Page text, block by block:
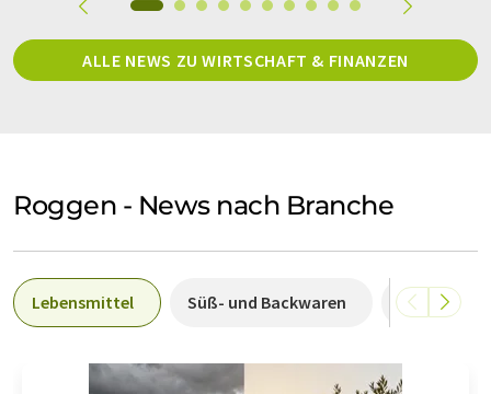
ALLE NEWS ZU WIRTSCHAFT & FINANZEN
Roggen - News nach Branche
Lebensmittel Süß- und Backwaren Bioanalytik